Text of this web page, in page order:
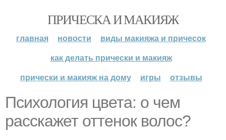
ПРИЧЕСКА И МАКИЯЖ
главная новости
виды макияжа и причесок
как делать прически и макияж
прически и макияж на дому
игры отзывы
Психология цвета: о чем
расскажет оттенок волос?